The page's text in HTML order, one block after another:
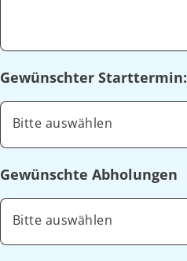
Gewünschter Starttermin:
Bitte auswählen
Gewünschte Abholungen
Bitte auswählen